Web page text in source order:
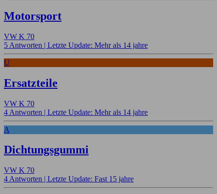
Motorsport
VW K 70
5 Antworten | Letzte Update: Mehr als 14 jahre
U
Ersatzteile
VW K 70
4 Antworten | Letzte Update: Mehr als 14 jahre
A
Dichtungsgummi
VW K 70
4 Antworten | Letzte Update: Fast 15 jahre